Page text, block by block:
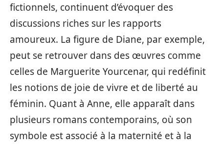
fictionnels, continuent d’évoquer des
discussions riches sur les rapports
amoureux. La figure de Diane, par exemple,
peut se retrouver dans des œuvres comme
celles de Marguerite Yourcenar, qui redéfinit
les notions de joie de vivre et de liberté au
féminin. Quant à Anne, elle apparaît dans
plusieurs romans contemporains, où son
symbole est associé à la maternité et à la